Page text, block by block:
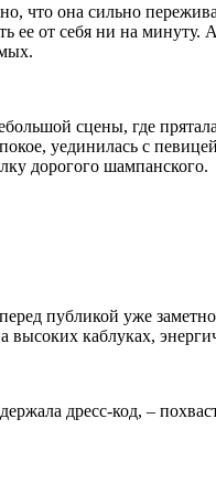
что она сильно
ее от себя ни на минуту.
сцены, где
уединилась с
дорогого шампанского.
публикой уже
высоких каблуках,
дресс-код, –